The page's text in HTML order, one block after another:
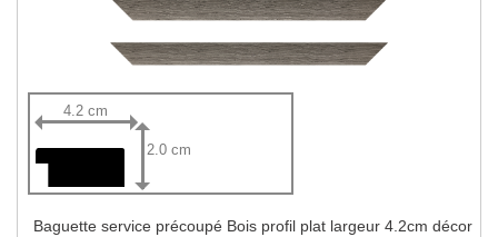
4.2 cm
2.0 cm
Baguette service précoupé Bois profil plat largeur 4.2cm décor